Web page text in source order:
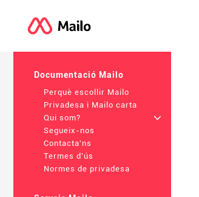
Documentació Mailo
Perquè escollir Mailo
Privadesa i Mailo carta
Qui som?
+
Segueix-nos
Contacta'ns
Termes d'ús
Normes de privadesa